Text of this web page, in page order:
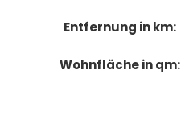
Entfernung in km:
Wohnfläche in qm: